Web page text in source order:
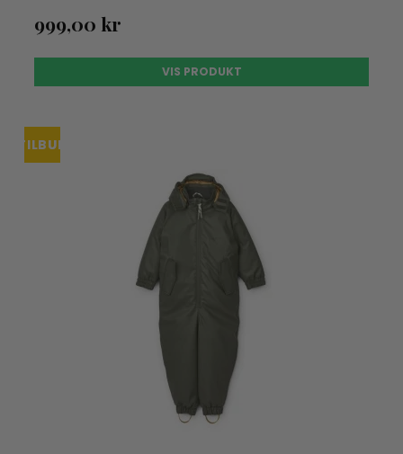
999,00 kr
VIS PRODUKT
TILBUDUDSOLGT